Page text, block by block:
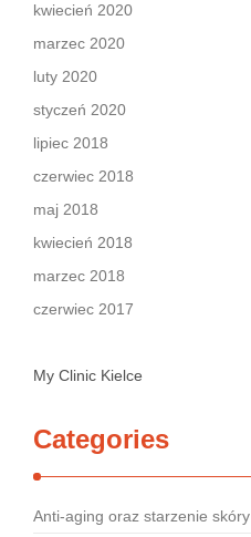
kwiecień 2020
marzec 2020
luty 2020
styczeń 2020
lipiec 2018
czerwiec 2018
maj 2018
kwiecień 2018
marzec 2018
czerwiec 2017
My Clinic Kielce
Categories
Anti-aging oraz starzenie skóry